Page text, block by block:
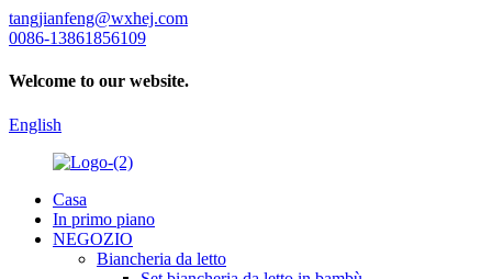
tangjianfeng@wxhej.com
0086-13861856109
Welcome to our website.
English
Casa
In primo piano
NEGOZIO
Biancheria da letto